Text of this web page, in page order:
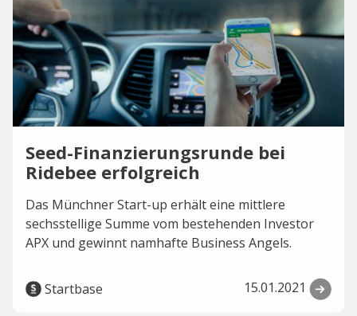
Seed-Finanzierungsrunde bei
Ridebee erfolgreich
Das Münchner Start-up erhält eine mittlere
sechsstellige Summe vom bestehenden Investor
APX und gewinnt namhafte Business Angels.
Startbase 15.01.2021